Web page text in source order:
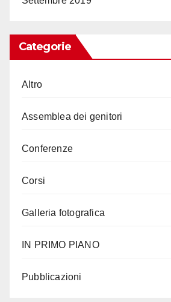
Categorie
Altro
Assemblea dei genitori
Conferenze
Corsi
Galleria fotografica
IN PRIMO PIANO
Pubblicazioni